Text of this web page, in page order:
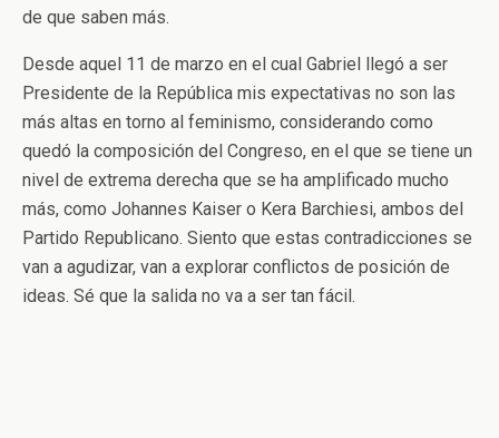
de que saben más.
Desde aquel 11 de marzo en el cual Gabriel llegó a ser
Presidente de la República mis expectativas no son las
más altas en torno al feminismo, considerando como
quedó la composición del Congreso, en el que se tiene un
nivel de extrema derecha que se ha amplificado mucho
más, como Johannes Kaiser o Kera Barchiesi, ambos del
Partido Republicano. Siento que estas contradicciones se
van a agudizar, van a explorar conflictos de posición de
ideas. Sé que la salida no va a ser tan fácil.